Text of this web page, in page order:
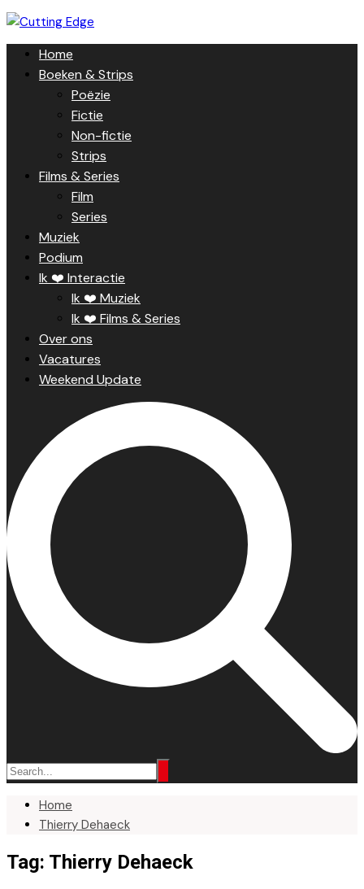
Skip
to
contentHome
Boeken & Strips
Poëzie
Fictie
Non-fictie
Strips
Films & Series
Film
Series
Muziek
Podium
Ik ❤️ Interactie
Ik ❤️ Muziek
Ik ❤️ Films & Series
Over ons
Vacatures
Weekend Update
Home
Thierry Dehaeck
Tag: Thierry Dehaeck